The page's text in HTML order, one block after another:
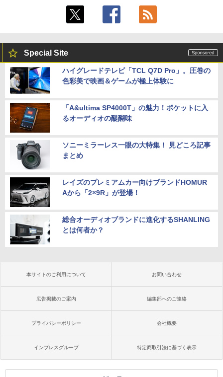
Special Site
ハイグレードテレビ「TCL Q7D Pro」。圧巻の
色彩美で映画＆ゲームが極上体験に
「A&ultima SP4000T」の魅力！ポケットに入
るオーディオの醍醐味
ソニーミラーレス一眼の大特集！ 見どころ記事
まとめ
レイズのプレミアムカー向けブランドHOMUR
Aから「2×9R」が登場！
総合オーディオブランドに進化するSHANLING
とは何者か？
本サイトのご利用について お問い合わせ
広告掲載のご案内 編集部へのご連絡
プライバシーポリシー 会社概要
インプレスグループ 特定商取引法に基づく表示